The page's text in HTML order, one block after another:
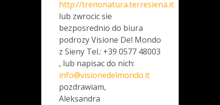
http://trenonatura.terresiena.it
lub zwrocic sie
bezposrednio do biura
podrozy Visione Del Mondo
z Sieny Tel.: +39 0577 48003
, lub napisac do nich:
info@visionedelmondo.it
pozdrawiam,
Aleksandra